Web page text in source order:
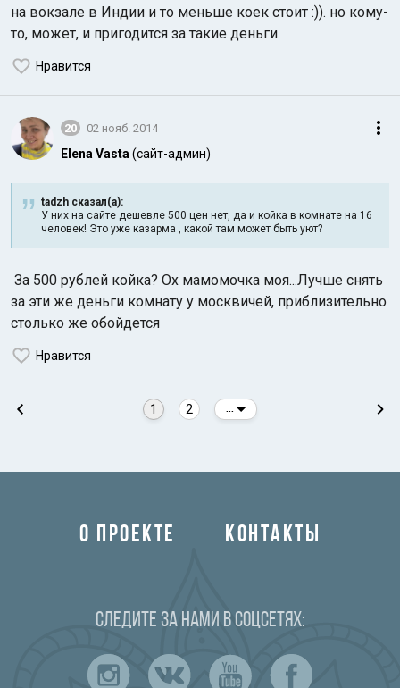
на вокзале в Индии и то меньше коек стоит :)). но кому-
то, может, и пригодится за такие деньги.
Нравится
20 02 нояб. 2014
Elena Vasta (сайт-админ)
tadzh сказал(а):
У них на сайте дешевле 500 цен нет, да и койка в комнате на 16
человек! Это уже казарма , какой там может быть уют?
За 500 рублей койка? Ох мамомочка моя...Лучше снять
за эти же деньги комнату у москвичей, приблизительно
столько же обойдется
Нравится
1 2
О ПРОЕКТЕ КОНТАКТЫ
Следите за нами в соцсетях: